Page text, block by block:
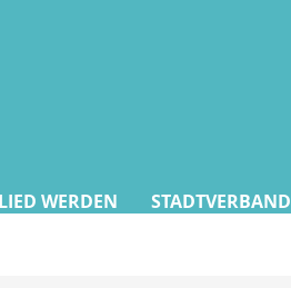
WERDEN STADTVERBAND